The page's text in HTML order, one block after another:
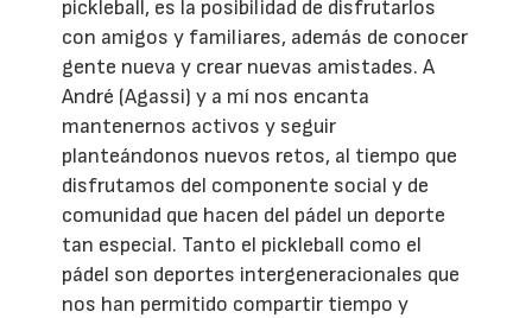
pickleball, es la posibilidad de disfrutarlos
con amigos y familiares, además de conocer
gente nueva y crear nuevas amistades. A
André (Agassi) y a mí nos encanta
mantenernos activos y seguir
planteándonos nuevos retos, al tiempo que
disfrutamos del componente social y de
comunidad que hacen del pádel un deporte
tan especial. Tanto el pickleball como el
pádel son deportes intergeneracionales que
nos han permitido compartir tiempo y